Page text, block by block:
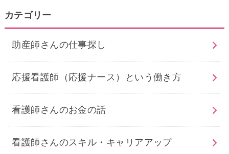
カテゴリー
助産師さんの仕事探し
応援看護師（応援ナース）という働き方
看護師さんのお金の話
看護師さんのスキル・キャリアアップ